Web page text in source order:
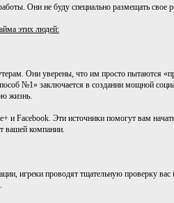
Они не буду специально размещать свое
этих людей:
Они уверены, что им просто пытаются
№1» заключается в создании мощной
жизнь.
и Facebook. Эти источники помогут вам
вашей компании.
игреки проводят тщательную проверку